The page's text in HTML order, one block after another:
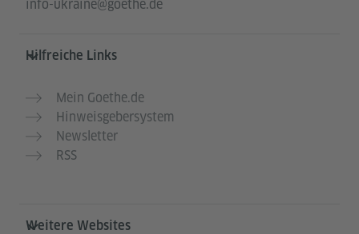
info-ukraine@goethe.de
Hilfreiche Links
Mein Goethe.de
Hinweisgebersystem
Newsletter
RSS
Weitere Websites